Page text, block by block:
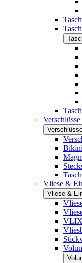
Verschlüsse
Verschlüsse
Vliese &
Vliese &